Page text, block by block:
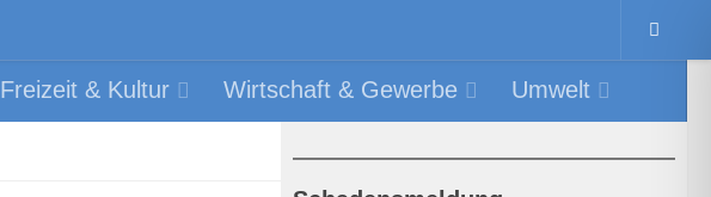
Freizeit & Kultur Wirtschaft & Gewerbe Umwelt